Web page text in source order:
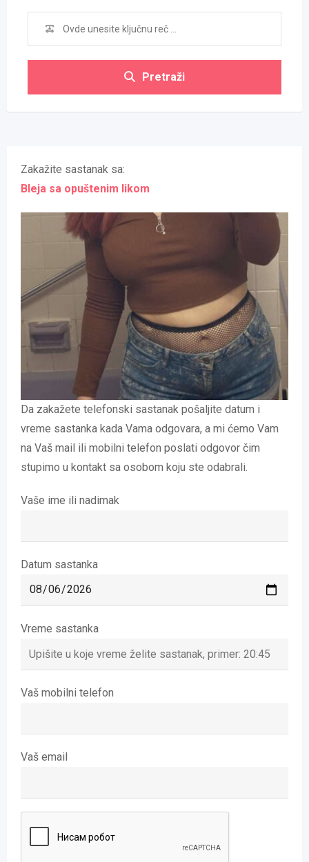
Pretraži
Zakažite sastanak sa:
Bleja sa opuštenim likom
Da zakažete telefonski sastanak pošaljite datum i
vreme sastanka kada Vama odgovara, a mi ćemo Vam
na Vaš mail ili mobilni telefon poslati odgovor čim
stupimo u kontakt sa osobom koju ste odabrali.
Vaše ime ili nadimak
Datum sastanka
Vreme sastanka
Vaš mobilni telefon
Vaš email